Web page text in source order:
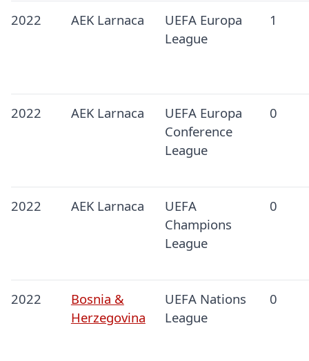
2022 AEK Larnaca
UEFA Europa
League
1
2022 AEK Larnaca
UEFA Europa
Conference
League
0
2022 AEK Larnaca
UEFA
Champions
League
0
2022
Bosnia &
Herzegovina
UEFA Nations
League
0